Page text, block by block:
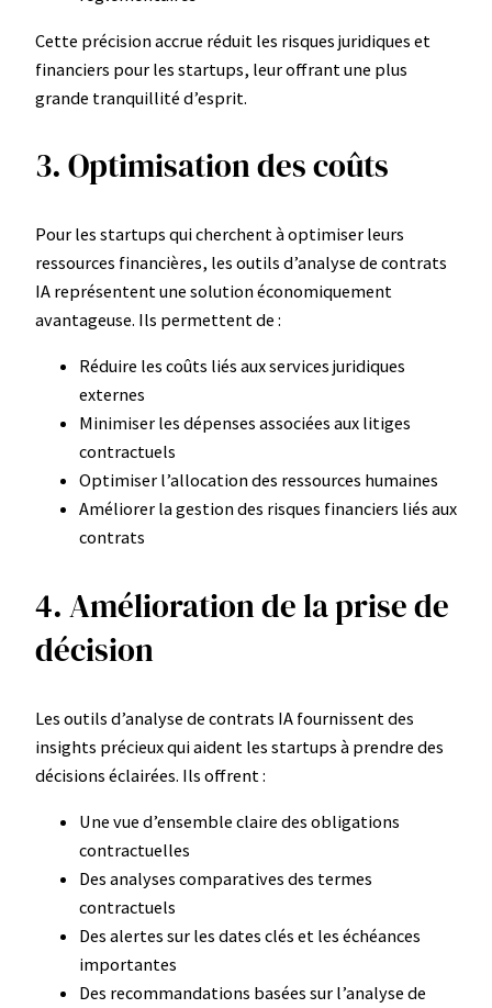
Cette précision accrue réduit les risques juridiques et
financiers pour les startups, leur offrant une plus
grande tranquillité d’esprit.
3. Optimisation des coûts
Pour les startups qui cherchent à optimiser leurs
ressources financières, les outils d’analyse de contrats
IA représentent une solution économiquement
avantageuse. Ils permettent de :
Réduire les coûts liés aux services juridiques
externes
Minimiser les dépenses associées aux litiges
contractuels
Optimiser l’allocation des ressources humaines
Améliorer la gestion des risques financiers liés aux
contrats
4. Amélioration de la prise de
décision
Les outils d’analyse de contrats IA fournissent des
insights précieux qui aident les startups à prendre des
décisions éclairées. Ils offrent :
Une vue d’ensemble claire des obligations
contractuelles
Des analyses comparatives des termes
contractuels
Des alertes sur les dates clés et les échéances
importantes
Des recommandations basées sur l’analyse de